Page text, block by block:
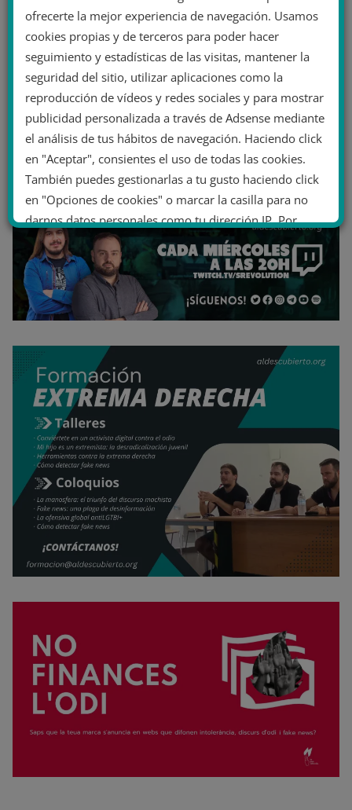
ofrecerte la mejor experiencia de navegación. Usamos
cookies propias y de terceros para poder hacer
seguimiento y estadísticas de las visitas, mantener la
seguridad del sitio, utilizar aplicaciones como la
reproducción de vídeos y redes sociales y para mostrar
publicidad personalizada a través de Adsense mediante
el análisis de tus hábitos de navegación. Haciendo click
en "Aceptar", consientes el uso de todas las cookies.
También puedes gestionarlas a tu gusto haciendo click
en "Opciones de cookies" o marcar la casilla para no
darnos datos personales como tu dirección IP. Por
último, puedes leer nuestra Política de cookies.
No dar mi información personal
.
Rechazar cookies Política de cookies